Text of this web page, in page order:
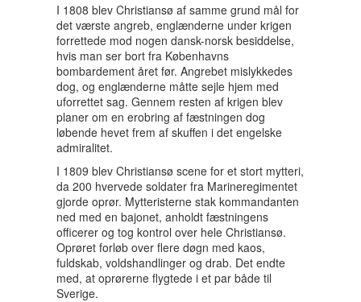
I 1808 blev Christiansø af samme grund mål for
det værste angreb, englænderne under krigen
forrettede mod nogen dansk-norsk besiddelse,
hvis man ser bort fra Københavns
bombardement året før. Angrebet mislykkedes
dog, og englænderne måtte sejle hjem med
uforrettet sag. Gennem resten af krigen blev
planer om en erobring af fæstningen dog
løbende hevet frem af skuffen i det engelske
admiralitet.
I 1809 blev Christiansø scene for et stort mytteri,
da 200 hvervede soldater fra Marineregimentet
gjorde oprør. Mytteristerne stak kommandanten
ned med en bajonet, anholdt fæstningens
officerer og tog kontrol over hele Christiansø.
Oprøret forløb over flere døgn med kaos,
fuldskab, voldshandlinger og drab. Det endte
med, at oprørerne flygtede i et par både til
Sverige.